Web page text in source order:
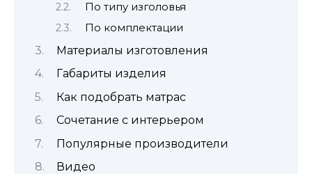
По типу изголовья
По комплектации
Материалы изготовления
Габариты изделия
Как подобрать матрас
Сочетание с интерьером
Популярные производители
Видео